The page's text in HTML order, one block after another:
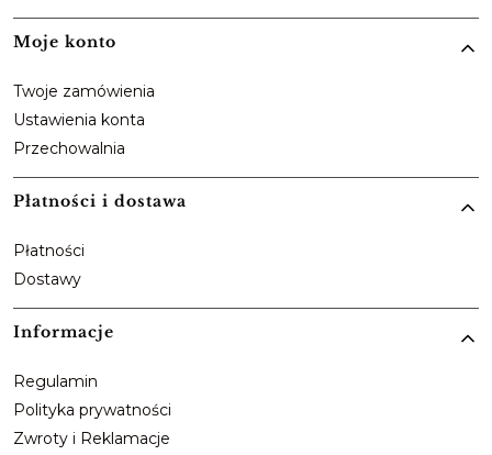
Moje konto
Twoje zamówienia
Ustawienia konta
Przechowalnia
Płatności i dostawa
Płatności
Dostawy
Informacje
Regulamin
Polityka prywatności
Zwroty i Reklamacje